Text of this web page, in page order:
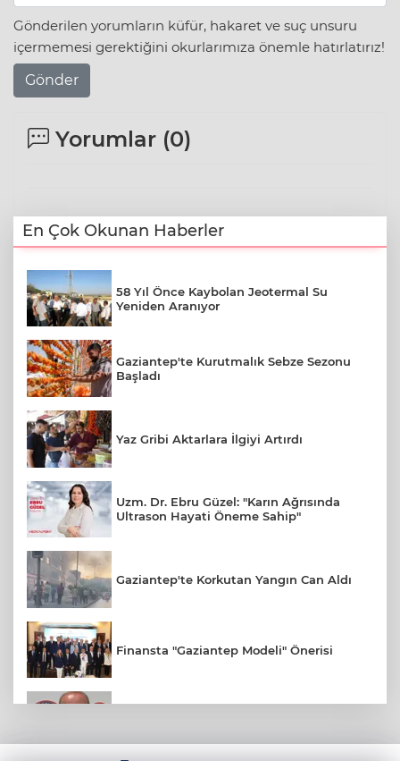
Gönderilen yorumların küfür, hakaret ve suç unsuru
içermemesi gerektiğini okurlarımıza önemle hatırlatırız!
Gönder
Yorumlar (0)
En Çok Okunan Haberler
58 Yıl Önce Kaybolan Jeotermal Su
Yeniden Aranıyor
Gaziantep'te Kurutmalık Sebze Sezonu
Başladı
Yaz Gribi Aktarlara İlgiyi Artırdı
Uzm. Dr. Ebru Güzel: "Karın Ağrısında
Ultrason Hayati Öneme Sahip"
Gaziantep'te Korkutan Yangın Can Aldı
Finansta "Gaziantep Modeli" Önerisi